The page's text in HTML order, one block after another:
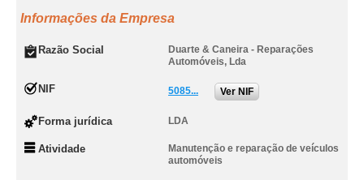
Informações da Empresa
Razão Social
Duarte & Caneira - Reparações
Automóveis, Lda
NIF 5085... Ver NIF
Forma jurídica LDA
Atividade
Manutenção e reparação de veículos
automóveis